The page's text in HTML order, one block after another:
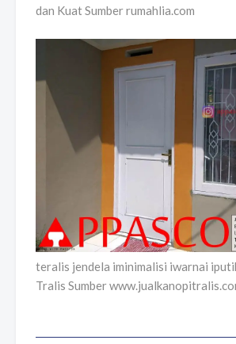
dan Kuat Sumber rumahlia.com
teralis jendela iminimalisi iwarnai
Tralis Sumber